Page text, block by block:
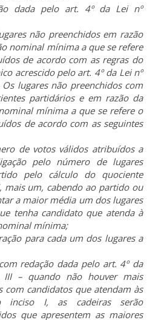
dada pelo art. 4º da Lei nº
não preenchidos em razão
nominal mínima a que se refere
de acordo com as regras do
acrescido pelo art. 4º da Lei nº
lugares não preenchidos com
partidários e em razão da
mínima a que se refere o
de acordo com as seguintes
de votos válidos atribuídos a
pelo número de lugares
pelo cálculo do quociente
um, cabendo ao partido ou
a maior média um dos lugares
tenha candidato que atenda à
mínima;
para cada um dos lugares a
redação dada pelo art. 4º da
III – quando não houver mais
com candidatos que atendam às
inciso I, as cadeiras serão
que apresentem as maiores